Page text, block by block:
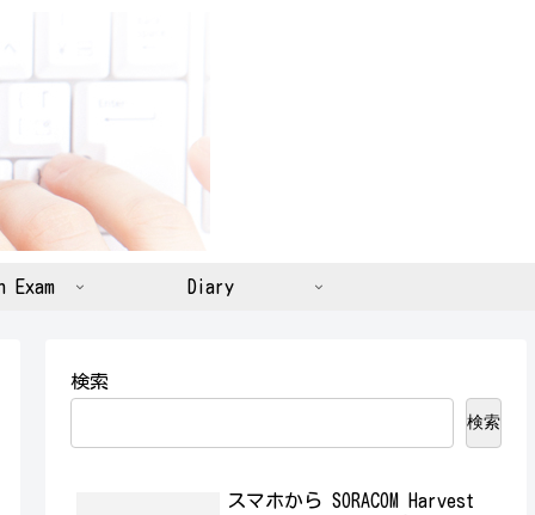
Diary
検索
検索
スマホから SORACOM Harvest